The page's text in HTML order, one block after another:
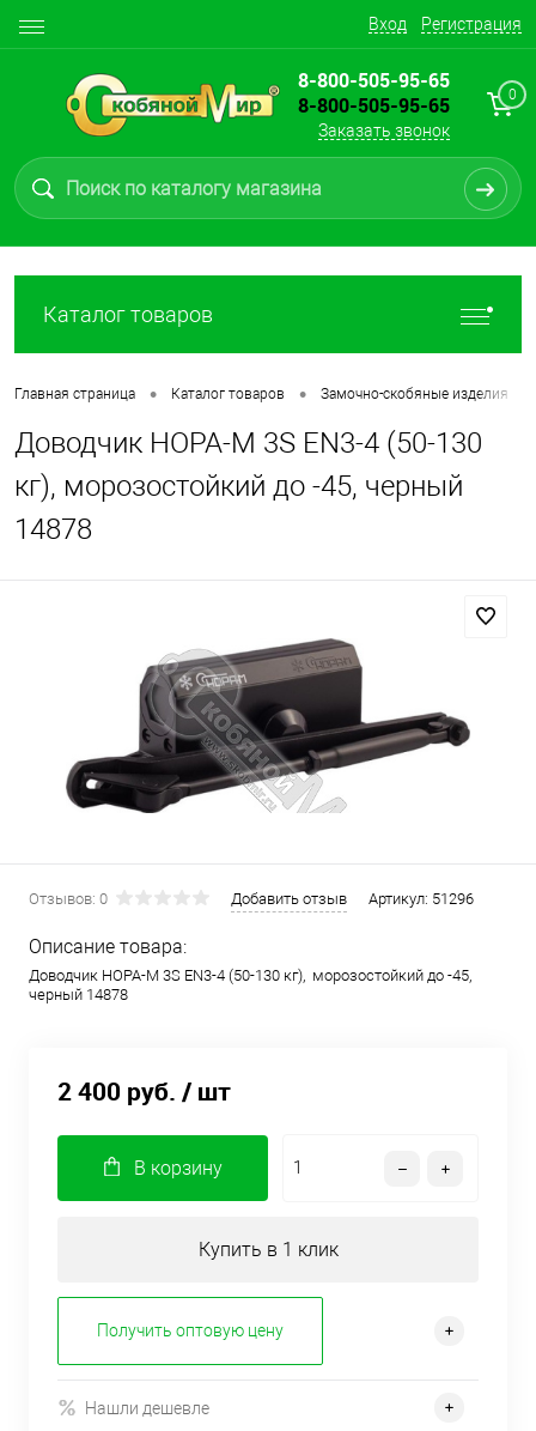
Вход Регистрация
8-800-505-95-65
8-800-505-95-65
Заказать звонок
0
Каталог товаров
Главная страница • Каталог товаров • Замочно-скобяные изделия
Доводчик НОРА-М 3S EN3-4 (50-130
кг), морозостойкий до -45, черный
14878
Отзывов: 0 Добавить отзыв Артикул: 51296
Описание товара:
Доводчик НОРА-М 3S EN3-4 (50-130 кг), морозостойкий до -45,
черный 14878
2 400 руб. / шт
В корзину
Купить в 1 клик
Получить оптовую цену
Нашли дешевле